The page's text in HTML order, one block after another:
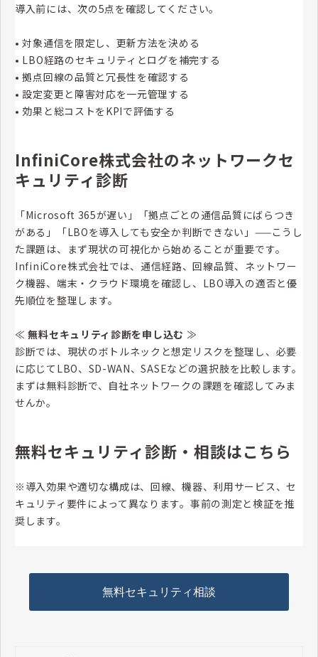
導入前には、次の5点を確認してください。
• 対象通信を限定し、更新方法を決める
• LBO経路のセキュリティとログを補完する
• 拠点回線の品質と冗長性を確認する
• 設定変更と障害対応を一元管理する
• 効果と総コストをKPIで評価する
InfiniCore株式会社のネットワークセ
キュリティ診断
「Microsoft 365が遅い」「拠点ごとの通信品質にばらつき
がある」「LBOを導入しても安全か判断できない」——こうし
た課題は、まず現状の可視化から始めることが重要です。
InfiniCore株式会社では、通信経路、回線品質、ネットワー
ク機器、端末・クラウド環境を確認し、LBO導入の適否と優
先順位を整理します。
≪無料セキュリティ診断を申し込む ≫
診断では、現状のボトルネックと想定リスクを整理し、必要
に応じてLBO、SD-WAN、SASEなどの選択肢を比較します。
まずは無料診断で、自社ネットワークの課題を確認してみま
せんか。
無料セキュリティ診断・相談はこちら
※導入効果や適切な構成は、回線、機器、利用サービス、セ
キュリティ要件によって異なります。事前の測定と検証を推
奨します。
無料セキュリティ相談